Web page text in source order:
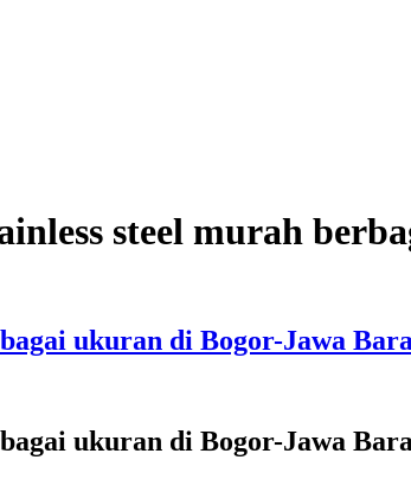
steel murah
ukuran di Bogor-Jawa
ukuran di Bogor-Jawa